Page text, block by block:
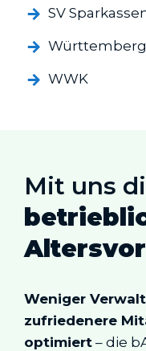
SV
WWK
Mit uns
Weniger
zufriedenere
optimiert – die